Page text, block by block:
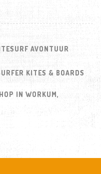
AVONTUUR
KITES & BOARDS
IN WORKUM,